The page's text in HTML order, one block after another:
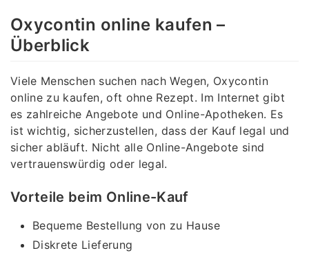
Oxycontin online kaufen –
Überblick
Viele Menschen suchen nach Wegen, Oxycontin
online zu kaufen, oft ohne Rezept. Im Internet gibt
es zahlreiche Angebote und Online-Apotheken. Es
ist wichtig, sicherzustellen, dass der Kauf legal und
sicher abläuft. Nicht alle Online-Angebote sind
vertrauenswürdig oder legal.
Vorteile beim Online-Kauf
Bequeme Bestellung von zu Hause
Diskrete Lieferung